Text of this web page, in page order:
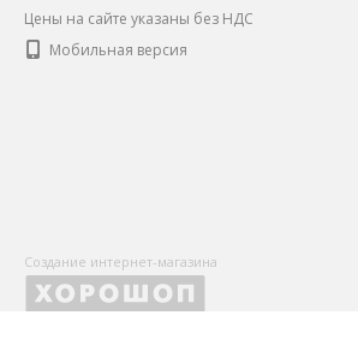
Цены на сайте указаны без НДС
Мобильная версия
Создание интернет-магазина